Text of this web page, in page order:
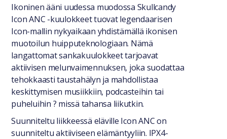
Yleiset tiedot
Ikoninen ääni uudessa muodossa Skullcandy
Icon ANC -kuulokkeet tuovat legendaarisen
Icon-mallin nykyaikaan yhdistämällä ikonisen
muotoilun huipputeknologiaan. Nämä
langattomat sankakuulokkeet tarjoavat
aktiivisen melunvaimennuksen, joka suodattaa
tehokkaasti taustahälyn ja mahdollistaa
keskittymisen musiikkiin, podcasteihin tai
puheluihin ? missä tahansa liikutkin.
Suunniteltu liikkeessä eläville Icon ANC on
suunniteltu aktiiviseen elämäntyyliin. IPX4-